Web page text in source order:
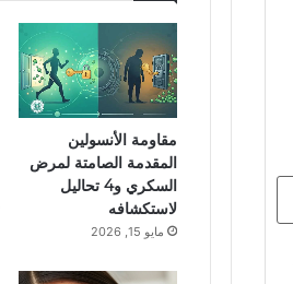
مقاومة الأنسولين
المقدمة الصامتة لمرض
السكري و4 تحاليل
لاستكشافه
مايو 15, 2026